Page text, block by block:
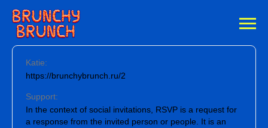
Katie:
https://brunchybrunch.ru/2
Support:
In the context of social invitations, RSVP is a request for
a response from the invited person or people. It is an